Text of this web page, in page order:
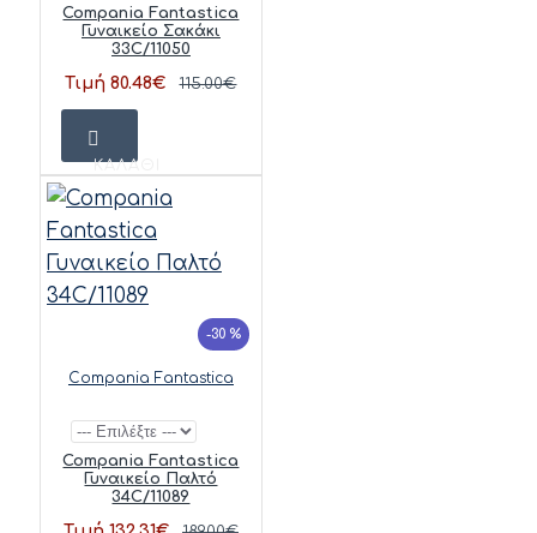
Compania Fantastica
Γυναικείο Σακάκι
33C/11050
Τιμή 80.48€ 115.00€
ΚΑΛΆΘΙ
-30 %
Compania Fantastica
Compania Fantastica
Γυναικείο Παλτό
34C/11089